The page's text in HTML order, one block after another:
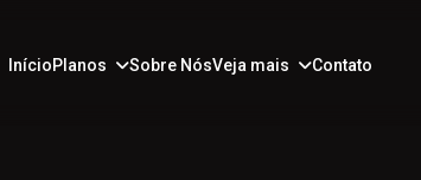
InícioPlanos Sobre NósVeja mais Contato